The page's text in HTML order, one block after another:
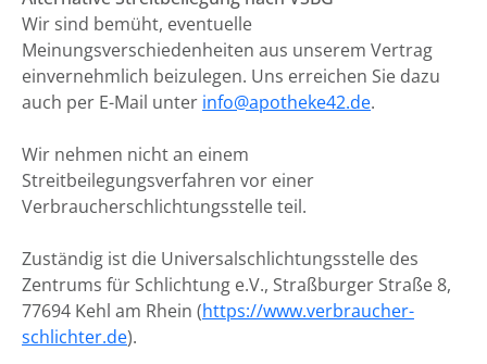
Wir sind bemüht, eventuelle
Meinungsverschiedenheiten aus unserem Vertrag
einvernehmlich beizulegen. Uns erreichen Sie dazu
auch per E-Mail unter info@apotheke42.de.
Wir nehmen nicht an einem
Streitbeilegungsverfahren vor einer
Verbraucherschlichtungsstelle teil.
Zuständig ist die Universalschlichtungsstelle des
Zentrums für Schlichtung e.V., Straßburger Straße 8,
77694 Kehl am Rhein (https://www.verbraucher-
schlichter.de).